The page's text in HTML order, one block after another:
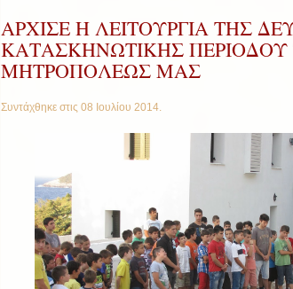
AΡΧΙΣΕ Η ΛΕΙΤΟΥΡΓΙΑ ΤΗΣ
ΚΑΤΑΣΚΗΝΩΤΙΚΗΣ ΠΕΡΙΟΔΟΥ
ΜΗΤΡΟΠΟΛΕΩΣ ΜΑΣ
Συντάχθηκε στις 08 Ιουλίου 2014.